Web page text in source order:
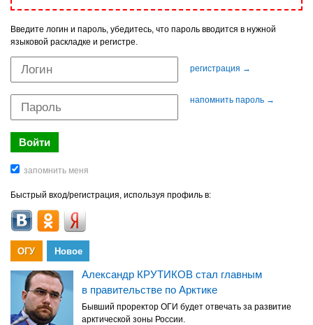
Введите логин и пароль, убедитесь, что пароль вводится в нужной
языковой раскладке и регистре.
регистрация →
напомнить пароль →
Быстрый вход/регистрация, используя профиль в:
ОГУ Новое
Александр КРУТИКОВ стал главным
в правительстве по Арктике
Бывший проректор ОГИ будет отвечать за развитие
арктической зоны России.